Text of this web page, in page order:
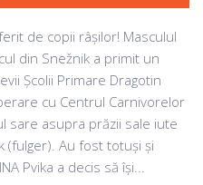
de copii râșilor! Masculul
din Snežnik a primit un
Școlii Primare Dragotin
cu Centrul Carnivorelor
sare asupra prăzii sale iute
(fulger). Au fost totuși și
Pvika a decis să își...